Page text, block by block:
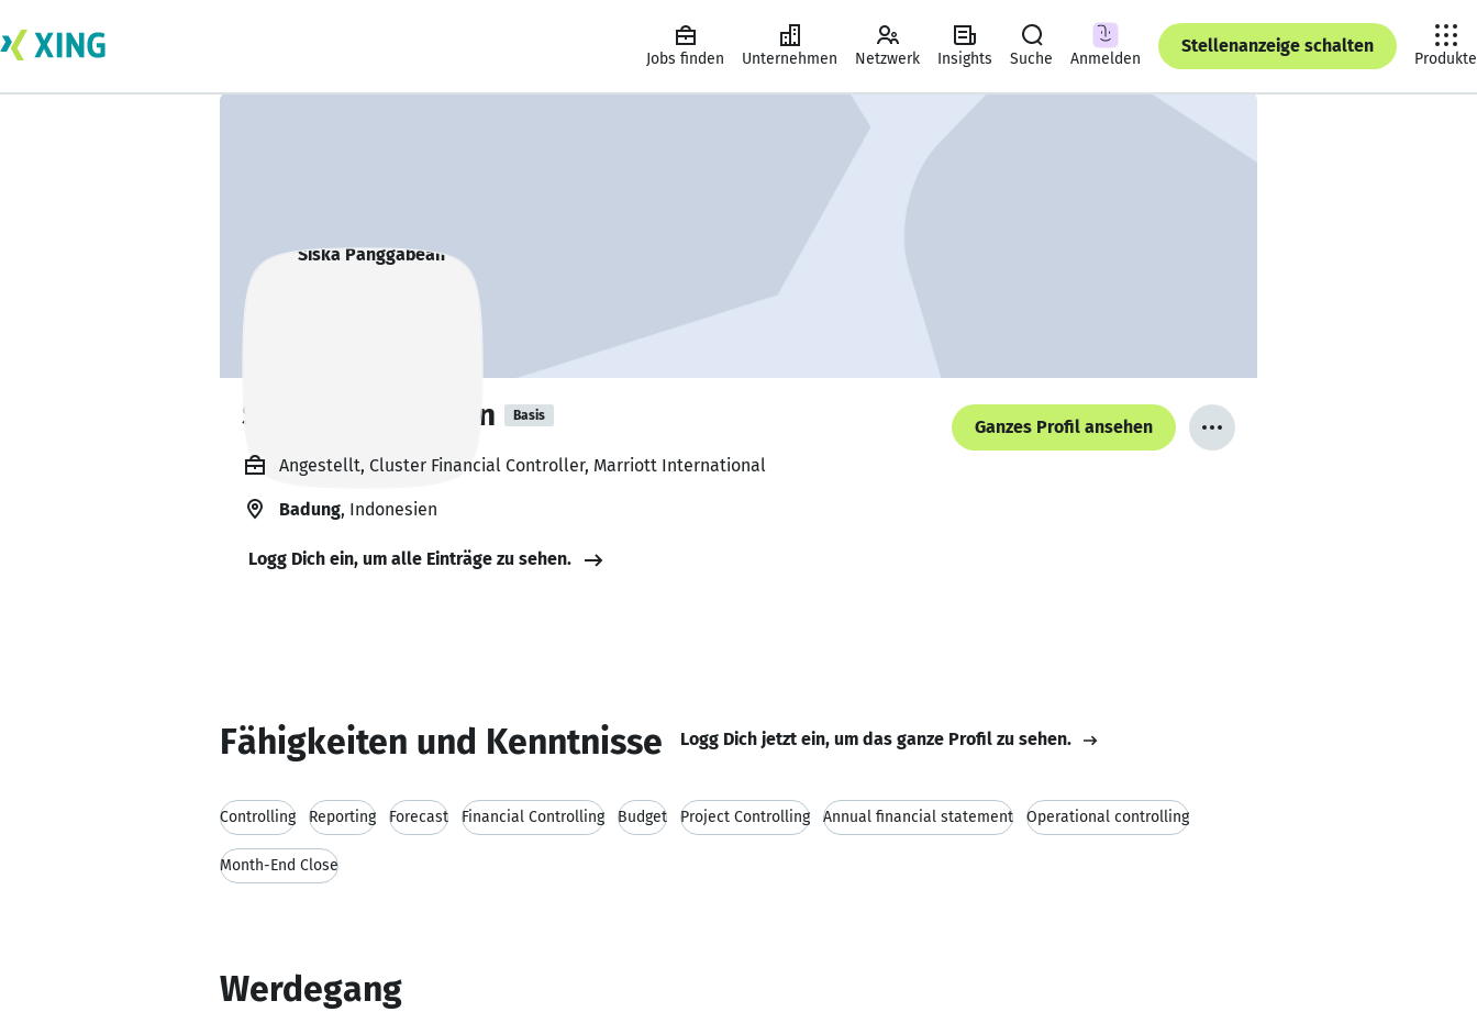
Jobs finden Unternehmen Netzwerk Insights Suche Anmelden
Stellenanzeige schalten
Produkte
Siska Panggabean Basis
Ganzes Profil ansehen
Angestellt, Cluster Financial Controller, Marriott International
Badung, Indonesien
Logg Dich ein, um alle Einträge zu sehen.
Fähigkeiten und Kenntnisse Logg Dich jetzt ein, um das ganze Profil zu sehen.
Controlling Reporting Forecast Financial Controlling Budget Project Controlling Annual financial statement Operational controlling
Month-End Close
Werdegang